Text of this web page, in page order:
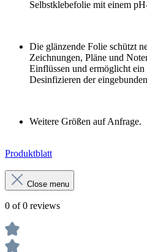
Selbstklebefolie mit einem
Die glänzende Folie schützt
Zeichnungen, Pläne und
Einflüssen und ermöglicht
Desinfizieren der
Weitere Größen auf Anfrage.
Produktblatt
Close menu
0 of 0 reviews